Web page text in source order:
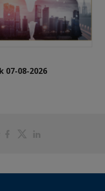
07-08-2026
PartagerPartager